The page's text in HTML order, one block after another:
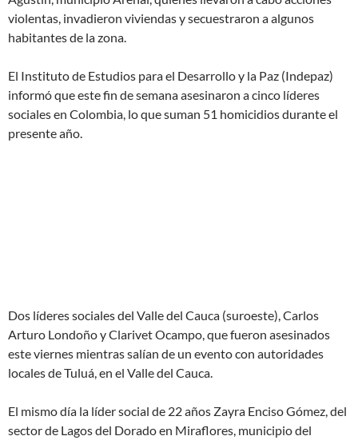
violentas, invadieron viviendas y secuestraron a algunos
habitantes de la zona.
El Instituto de Estudios para el Desarrollo y la Paz (Indepaz)
informó que este fin de semana asesinaron a cinco líderes
sociales en Colombia, lo que suman 51 homicidios durante el
presente año.
Dos líderes sociales del Valle del Cauca (suroeste), Carlos
Arturo Londoño y Clarivet Ocampo, que fueron asesinados
este viernes mientras salían de un evento con autoridades
locales de Tuluá, en el Valle del Cauca.
El mismo día la líder social de 22 años Zayra Enciso Gómez, del
sector de Lagos del Dorado en Miraflores, municipio del